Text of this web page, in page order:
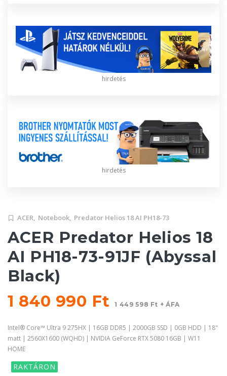
hirdetés
hirdetés
ACER, Notebook, Predator Helios 18 AI PH18-73
ACER Predator Helios 18
AI PH18-73-91JF (Abyssal
Black)
1 840 990 Ft1 449 598 Ft + ÁFA
Intel® Core™ Ultra 9 275HX | 16GB DDR5 | 2000GB SSD | 0GB HDD | 18"
matt | 2560X1600 (WQHD) | NVIDIA GeForce RTX 5080 16GB | W11
HOME
RAKTÁRON